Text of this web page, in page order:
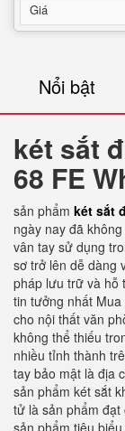
Giá
Nổi bật
két sắt
68 FE
sản phẩm két sắt
ngày nay đã
vân tay sử dụng
sơ trở lên dễ dàng
pháp lưu trữ và hỗ
tin tưởng nhất
cho nội thất văn
không thể thiếu
nhiều tỉnh thành
tay bảo mật là địa
sản phẩm két sắt
tử là sản phẩm
sản phẩm tiêu